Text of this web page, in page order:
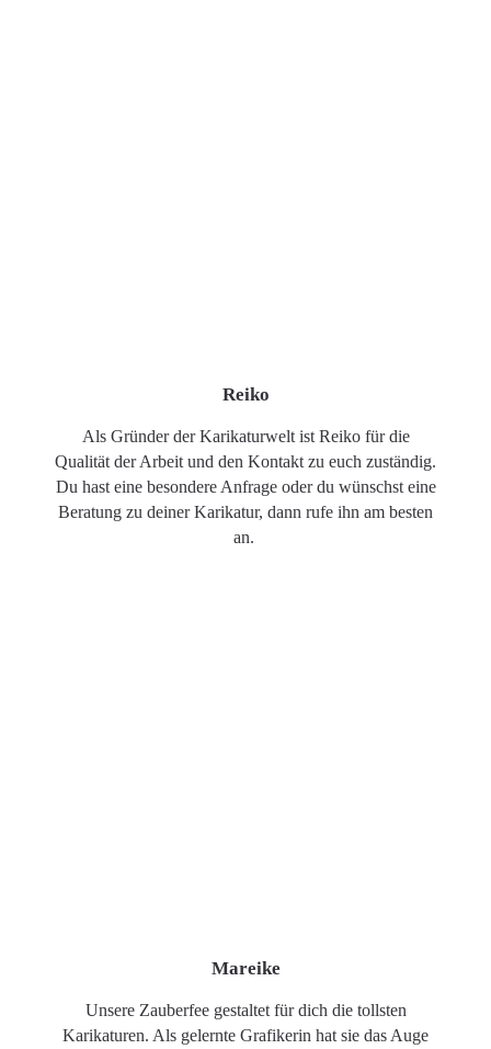
Reiko
Als Gründer der Karikaturwelt ist Reiko für die
Qualität der Arbeit und den Kontakt zu euch zuständig.
Du hast eine besondere Anfrage oder du wünschst eine
Beratung zu deiner Karikatur, dann rufe ihn am besten
an.
Mareike
Unsere Zauberfee gestaltet für dich die tollsten
Karikaturen. Als gelernte Grafikerin hat sie das Auge